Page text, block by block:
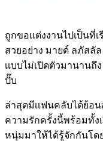
ถูกขอเเต่งงานไปเป็นที่
สวยอย่าง มายด์ ลภัสลั
เเบบไม่เปิดตัวมานานถึ
ปั๊บ
ล่าสุดมีเเฟนคลับได้ย้อ
ความรักครั้งนี้พร้อมทั้งเ
หนุ่มมาให้ได้รู้จักกันโดย